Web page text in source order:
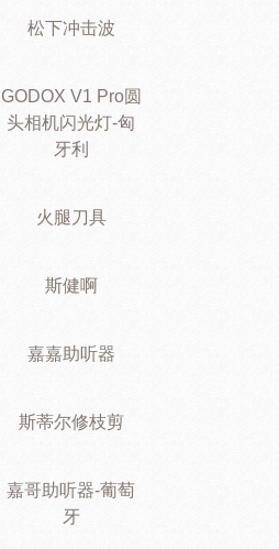
松下冲击波
GODOX V1 Pro圆
头相机闪光灯-匈
牙利
火腿刀具
斯健啊
嘉嘉助听器
斯蒂尔修枝剪
嘉哥助听器-葡萄
牙